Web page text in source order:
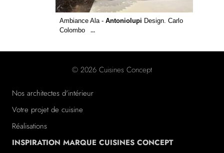
Ambiance Ala - Antoniolupi Design. Carlo
Colombo
...
© 2026 Cuisines Concept
Nos architectes d'intérieur
Votre projet de cuisine
Réalisations
INSPIRATION MARQUE CUISINES CONCEPT